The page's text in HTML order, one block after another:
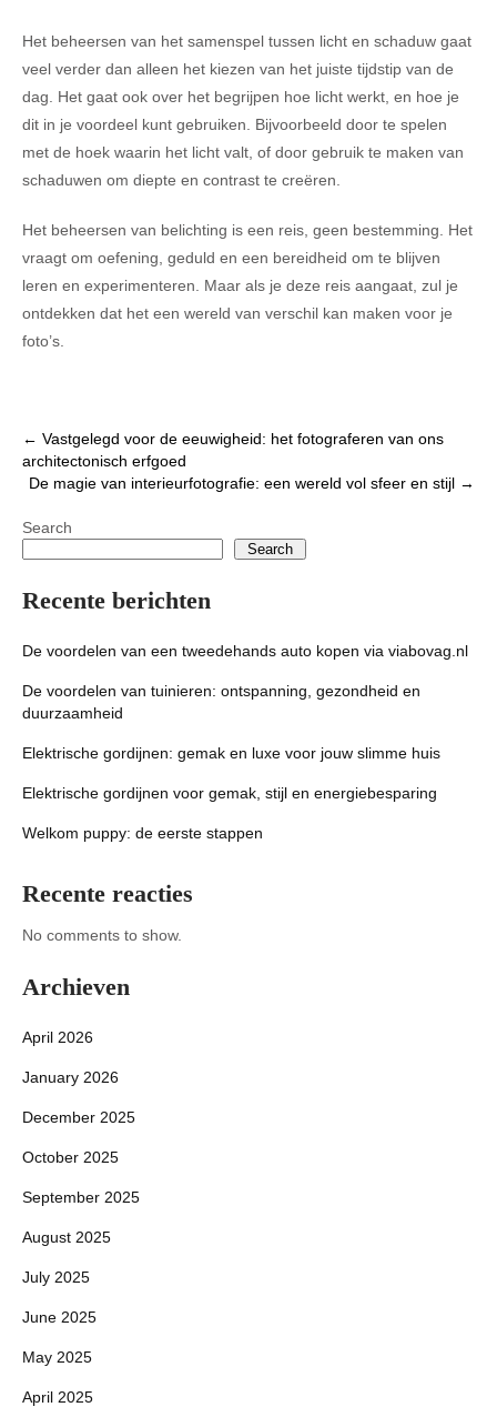
Het beheersen van het samenspel tussen licht en schaduw gaat
veel verder dan alleen het kiezen van het juiste tijdstip van de
dag. Het gaat ook over het begrijpen hoe licht werkt, en hoe je
dit in je voordeel kunt gebruiken. Bijvoorbeeld door te spelen
met de hoek waarin het licht valt, of door gebruik te maken van
schaduwen om diepte en contrast te creëren.
Het beheersen van belichting is een reis, geen bestemming. Het
vraagt om oefening, geduld en een bereidheid om te blijven
leren en experimenteren. Maar als je deze reis aangaat, zul je
ontdekken dat het een wereld van verschil kan maken voor je
foto’s.
Post
navigation
← Vastgelegd voor de eeuwigheid: het fotograferen van ons
architectonisch erfgoed
De magie van interieurfotografie: een wereld vol sfeer en stijl →
Search
Search
Recente berichten
De voordelen van een tweedehands auto kopen via viabovag.nl
De voordelen van tuinieren: ontspanning, gezondheid en
duurzaamheid
Elektrische gordijnen: gemak en luxe voor jouw slimme huis
Elektrische gordijnen voor gemak, stijl en energiebesparing
Welkom puppy: de eerste stappen
Recente reacties
No comments to show.
Archieven
April 2026
January 2026
December 2025
October 2025
September 2025
August 2025
July 2025
June 2025
May 2025
April 2025